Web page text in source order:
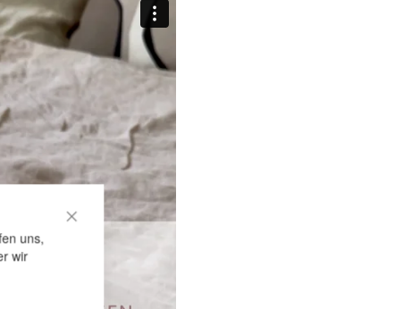
CLOSE COOKIE BAR
uns,
wir